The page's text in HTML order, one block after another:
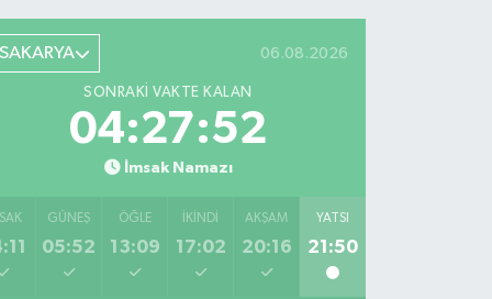
SAKARYA 06.08.2026
SONRAKI VAKTE KALAN
04:27:52
İmsak Namazı
GÜNEŞ
05:52
ÖĞLE
13:09
İKINDI
17:02
AKŞAM
20:16
YATSI
21:50